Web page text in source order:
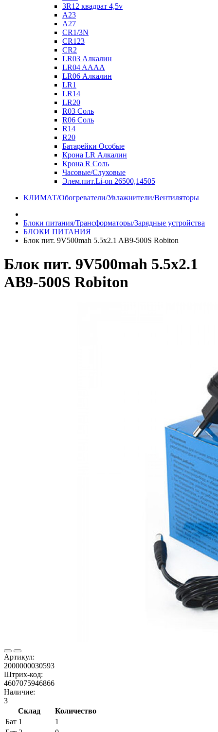
3R12 квадрат 4,5v
A23
A27
CR1/3N
CR123
CR2
LR03 Алкалин
LR04 AAAA
LR06 Алкалин
LR1
LR14
LR20
R03 Соль
R06 Соль
R14
R20
Батарейки Особые
Крона LR Алкалин
Крона R Соль
Часовые/Слуховые
Элем.пит.Li-on 26500,14505
КЛИМАТ/Обогреватели/Увлажнители/Вентиляторы
Блоки питания/Трансформаторы/Зарядные устройства
БЛОКИ ПИТАНИЯ
Блок пит. 9V500mah 5.5x2.1 AB9-500S Robiton
Блок пит. 9V500mah 5.5x2.1
AB9-500S Robiton
Артикул:
2000000030593
Штрих-код:
4607075946866
Наличие:
3
Склад
Количество
Бат 1
1